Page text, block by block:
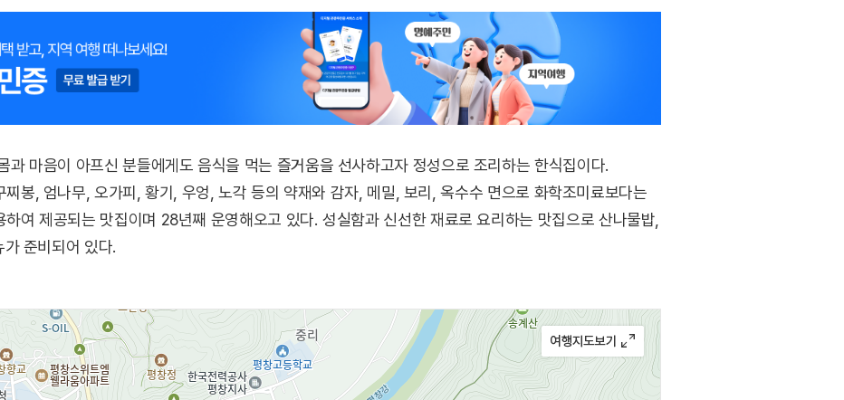
과 마음이 아프신 분들에게도 음식을 먹는 즐거움을 선사하고자 정성으로 조리하는 한식집이다.
봉, 엄나무, 오가피, 황기, 우엉, 노각 등의 약재와 감자, 메밀, 보리, 옥수수 면으로 화학조미료보다는
여 제공되는 맛집이며 28년째 운영해오고 있다. 성실함과 신선한 재료로 요리하는 맛집으로 산나물밥,
준비되어 있다.